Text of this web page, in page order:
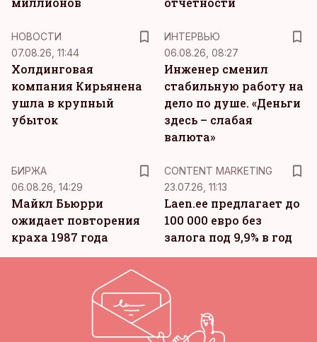
НОВОСТИ
07.08.26, 11:44
Холдинговая
компания Кирьянена
ушла в крупный
убыток
ИНТЕРВЬЮ
06.08.26, 08:27
Инженер сменил
стабильную работу на
дело по душе. «Деньги
здесь – слабая
валюта»
БИРЖА
06.08.26, 14:29
Майкл Бьюрри
ожидает повторения
краха 1987 года
CONTENT MARKETING
23.07.26, 11:13
Laen.ee предлагает до
100 000 евро без
залога под 9,9% в год